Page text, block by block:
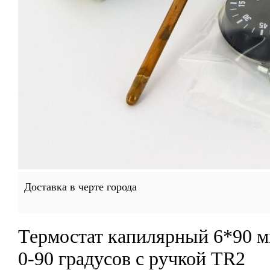
Доставка в черте города
Термостат капилярный 6*90
0-90 градусов с ручкой TR2